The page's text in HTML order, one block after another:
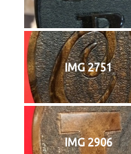
IMG 2751
IMG 2906